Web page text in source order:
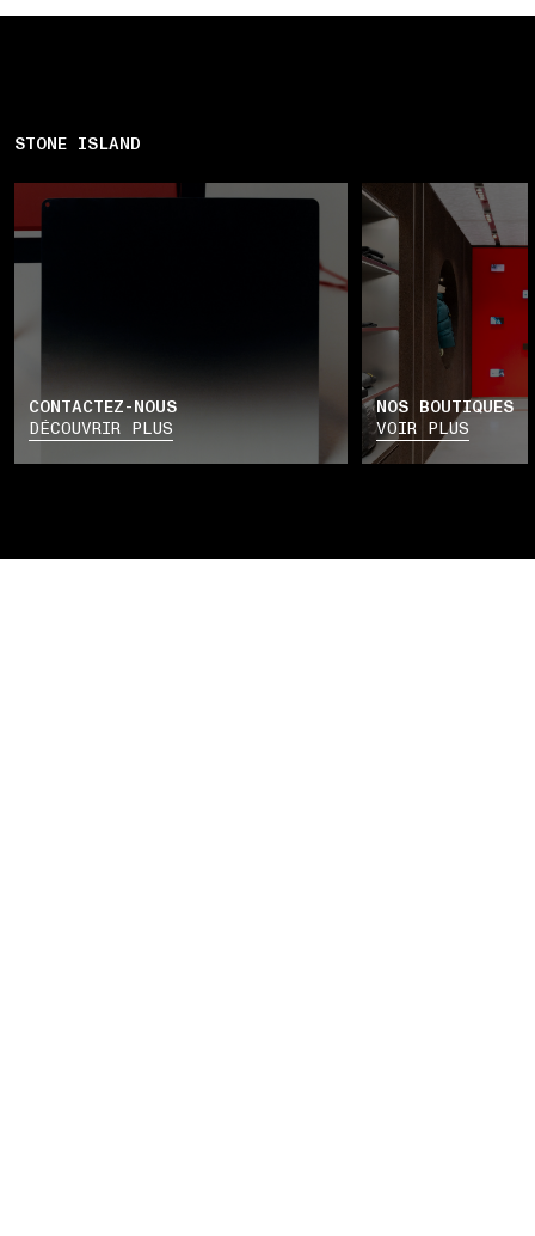
STONE ISLAND
CONTACTEZ-NOUS
DÉCOUVRIR PLUS
NOS BOUTIQUES
VOIR PLUS